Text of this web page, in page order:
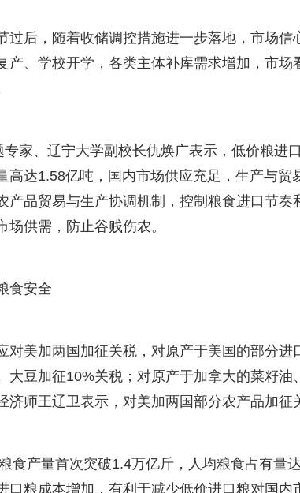
过后，随着收储调控措施进一步落地，市场
产、学校开学，各类主体补库需求增加，市场
专家、辽宁大学副校长仇焕广表示，低价粮进
高达1.58亿吨，国内市场供应充足，生产与贸
产品贸易与生产协调机制，控制粮食进口节
场供需，防止谷贱伤农。
食安全
对美加两国加征关税，对原产于美国的部分
大豆加征10%关税；对原产于加拿大的菜籽
济师王辽卫表示，对美加两国部分农产品加征
食产量首次突破1.4万亿斤，人均粮食占有量
口粮成本增加，有利于减少低价进口粮对国